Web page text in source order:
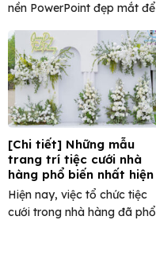
nền PowerPoint đẹp mắt để
[Chi tiết] Những mẫu
trang trí tiệc cưới nhà
hàng phổ biến nhất hiện
nay
Hiện nay, việc tổ chức tiệc
cưới trong nhà hàng đã phổ